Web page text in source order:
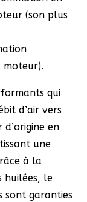
(son plus
qui
d’air vers
en
une
à la
huilées, le
sont garanties